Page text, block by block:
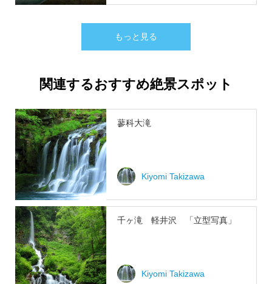
もっと見る
関連するおすすめ絶景スポット
蓼科大滝
Kiyomi Takizawa
千ヶ滝 軽井沢 「立型写真」
Kiyomi Takizawa